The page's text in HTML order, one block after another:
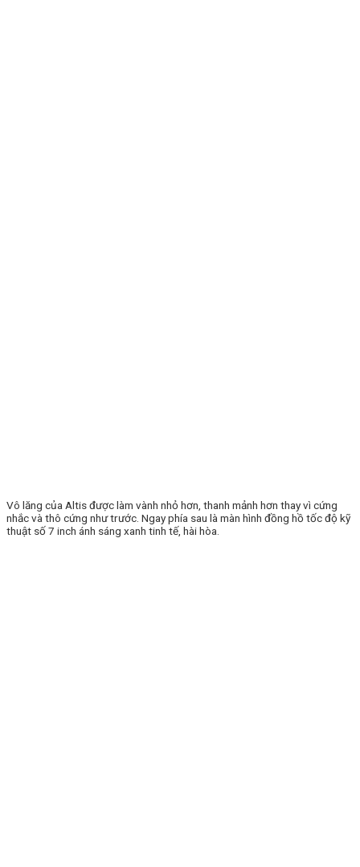
Vô lăng của Altis được làm vành nhỏ hơn, thanh mảnh hơn thay vì cứng
nhắc và thô cứng như trước. Ngay phía sau là màn hình đồng hồ tốc độ kỹ
thuật số 7 inch ánh sáng xanh tinh tế, hài hòa.